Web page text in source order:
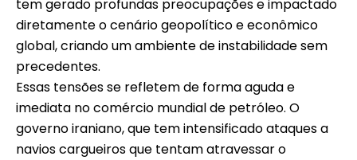
tem gerado profundas preocupações e impactado
diretamente o cenário geopolítico e econômico
global, criando um ambiente de instabilidade sem
precedentes.
Essas tensões se refletem de forma aguda e
imediata no comércio mundial de petróleo. O
governo iraniano, que tem intensificado ataques a
navios cargueiros que tentam atravessar o